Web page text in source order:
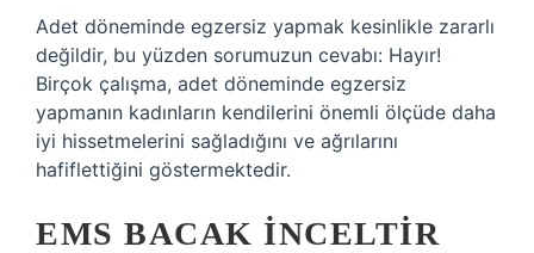
Adet döneminde egzersiz yapmak kesinlikle zararlı
değildir, bu yüzden sorumuzun cevabı: Hayır!
Birçok çalışma, adet döneminde egzersiz
yapmanın kadınların kendilerini önemli ölçüde daha
iyi hissetmelerini sağladığını ve ağrılarını
hafiflettiğini göstermektedir.
EMS BACAK INCELTIR